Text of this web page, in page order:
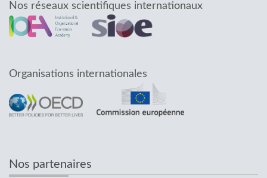
Nos réseaux scientifiques internationaux
Organisations internationales
Nos partenaires